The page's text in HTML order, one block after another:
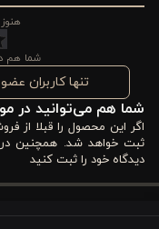
می‌تواند امضای خاص
VALERIO RED قرمز
طراحی کریستالی خاص
ایجاد شکست‌های منظم
شما هم
تنها کاربران
شما هم می‌توانید در
اگر این محصول را قبلا از
ثبت خواهد شد. همچنین در
دیدگاه خود را ثبت کنید